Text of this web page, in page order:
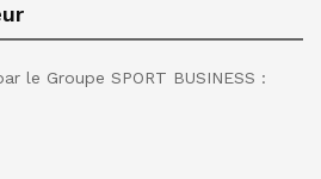
le Groupe SPORT BUSINESS :